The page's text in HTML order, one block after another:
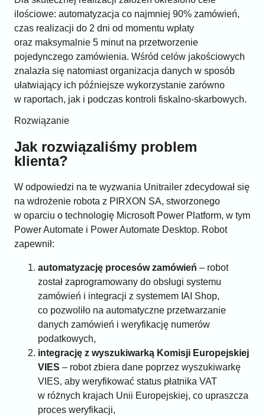
ilościowe: automatyzacja co najmniej 90% zamówień,
czas realizacji do 2 dni od momentu wpłaty
oraz maksymalnie 5 minut na przetworzenie
pojedynczego zamówienia. Wśród celów jakościowych
znalazła się natomiast organizacja danych w sposób
ułatwiający ich późniejsze wykorzystanie zarówno
w raportach, jak i podczas kontroli fiskalno-skarbowych.
Rozwiązanie
Jak rozwiązaliśmy problem
klienta?
W odpowiedzi na te wyzwania Unitrailer zdecydował się
na wdrożenie robota z PIRXON SA, stworzonego
w oparciu o technologię Microsoft Power Platform, w tym
Power Automate i Power Automate Desktop. Robot
zapewnił:
automatyzację procesów zamówień – robot
został zaprogramowany do obsługi systemu
zamówień i integracji z systemem IAI Shop,
co pozwoliło na automatyczne przetwarzanie
danych zamówień i weryfikację numerów
podatkowych,
integrację z wyszukiwarką Komisji Europejskiej
VIES – robot zbiera dane poprzez wyszukiwarkę
VIES, aby weryfikować status płatnika VAT
w różnych krajach Unii Europejskiej, co upraszcza
proces weryfikacji,